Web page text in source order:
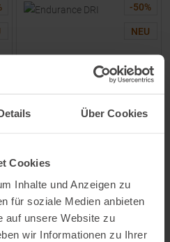
Über Cookies
Cookies
Inhalte und Anzeigen zu
für soziale Medien anbieten
auf unsere Website zu
wir Informationen zu Ihrer
-50%
NEU
Grey / Acid Yellow Herren
UVP39,95€
19,95 €
Verfügbare Größen: